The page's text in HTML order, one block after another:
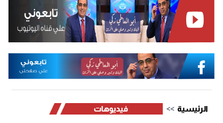
الرئيسية فيديوهات